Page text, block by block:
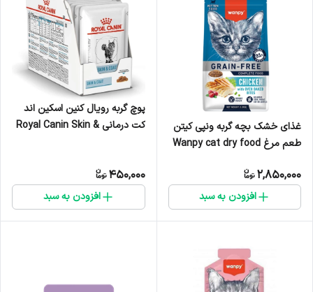
غذای خشک بچه گربه ونپی کیتن
طعم مرغ Wanpy cat dry food
2,850,000
افزودن به سبد
پوچ گربه رویال کنین اسکین اند
کت درمانی Royal Canin Skin &
450,000
افزودن به سبد